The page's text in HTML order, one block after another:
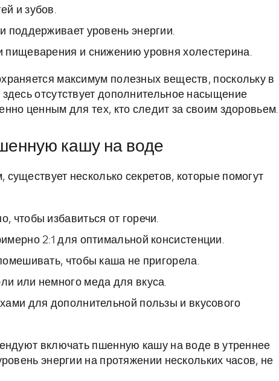
и зубов.
поддерживает уровень энергии.
пищеварения и снижению уровня холестерина.
максимум полезных веществ, поскольку в
отсутствует дополнительное насыщение
ценным для тех, кто следит за своим здоровьем.
кашу на воде
несколько секретов, которые помогут
чтобы избавиться от горечи.
2:1 для оптимальной консистенции.
чтобы каша не пригорела.
или немного меда для вкуса.
для дополнительной пользы и вкусового
включать пшенную кашу на воде в утреннее
энергии на протяжении нескольких часов, не